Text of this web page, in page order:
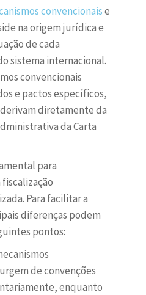
convencionaise
na origem jurídica e
de cada
sistema internacional.
convencionais
e pactos específicos,
diretamente da
da Carta
para
Para facilitar a
diferenças podem
pontos:
de convenções
enquanto